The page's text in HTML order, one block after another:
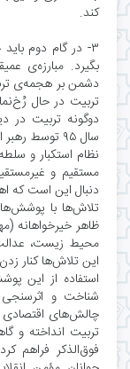
کند.
۳- در گام دوم
بگیرد. مبارزه‌ی
دشمن بر هجمه‌ی
تربیت در حال
دوگونه تربیت در
سال ۹۵ توسط رهبر انقلاب تبیین و تشریح شده است.
نظام استکبار و
مستقیم و
دنبال این است که
تلاش‌ها با
ظاهر خیرخواهانه
محیط زیست،
این تلاش‌ها کنار
استفاده از این
شناخت و
چالش‌های اقتصادی
تربیت انداخته و
فوق‌الذکر فراهم